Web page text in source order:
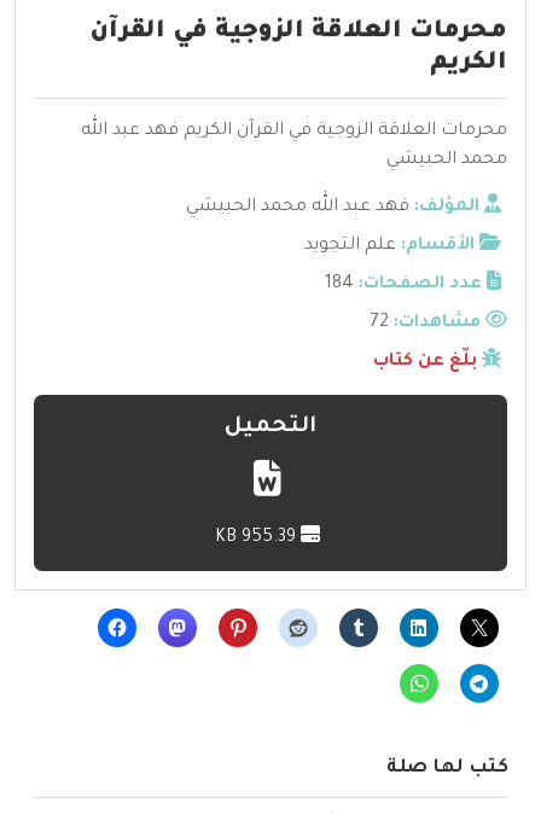
محرمات العلاقة الزوجية في القرآن
الكريم
محرمات العلاقة الزوجية في القرآن الكريم فهد عبد الله
محمد الحبيشي
المؤلف: فهد عبد الله محمد الحبيشي
الأقسام: علم التجويد
عدد الصفحات: 184
مشاهدات:
بلّغ عن كتاب
التحميل
كتب لها صلة